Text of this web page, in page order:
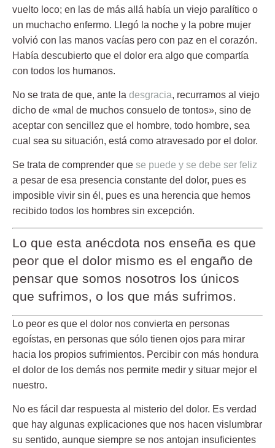
vuelto loco; en las de más allá había un viejo paralítico o
un muchacho enfermo. Llegó la noche y la pobre mujer
volvió con las manos vacías pero con paz en el corazón.
Había descubierto que el dolor era algo que compartía
con todos los humanos.
No se trata de que, ante la desgracia, recurramos al viejo
dicho de «mal de muchos consuelo de tontos», sino de
aceptar con sencillez que el hombre, todo hombre, sea
cual sea su situación, está como atravesado por el dolor.
Se trata de comprender que se puede y se debe ser feliz
a pesar de esa presencia constante del dolor, pues es
imposible vivir sin él, pues es una herencia que hemos
recibido todos los hombres sin excepción.
Lo que esta anécdota nos enseña es que
peor que el dolor mismo es el engaño de
pensar que somos nosotros los únicos
que sufrimos, o los que más sufrimos.
Lo peor es que el dolor nos convierta en personas
egoístas, en personas que sólo tienen ojos para mirar
hacia los propios sufrimientos. Percibir con más hondura
el dolor de los demás nos permite medir y situar mejor el
nuestro.
No es fácil dar respuesta al misterio del dolor. Es verdad
que hay algunas explicaciones que nos hacen vislumbrar
su sentido, aunque siempre se nos antojan insuficientes